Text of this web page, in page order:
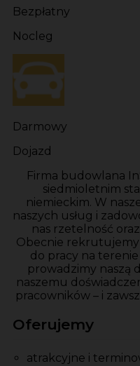
Bezpłatny
Nocleg
Darmowy
Dojazd
Firma budowlana
siedmioletnim
niemieckim. W
naszych usług i
nas rzetelność
Obecnie
do pracy na
prowadzimy naszą
naszemu
pracowników – i
Oferujemy
atrakcyjne i